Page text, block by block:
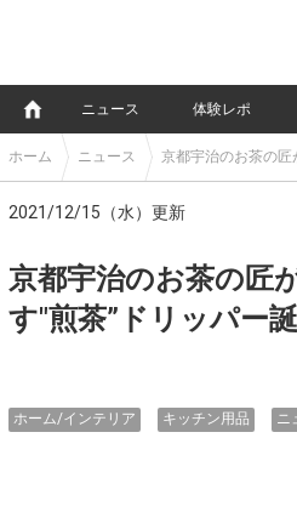
ニュース 体験レポ
ホーム ニュース 京都宇治のお茶の匠
2021/12/15（水）更新
京都宇治のお茶の匠
す"煎茶”ドリッパー誕
ホーム/インテリア キッチン用品 ニ